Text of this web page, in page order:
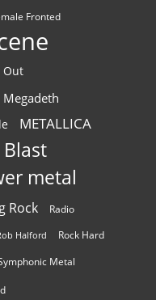
Fronted
Out
Megadeth
METALLICA
metal
Rock Radio
Halford Rock Hard
Metal